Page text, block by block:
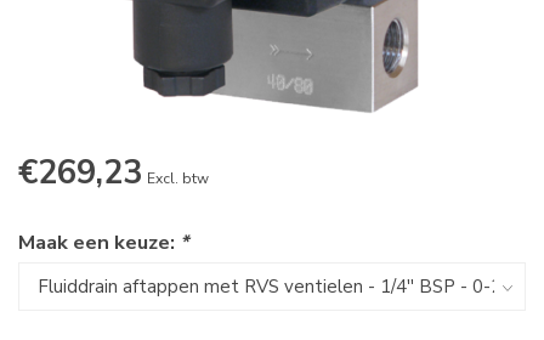
€269,23 Excl. btw
Maak een keuze: *